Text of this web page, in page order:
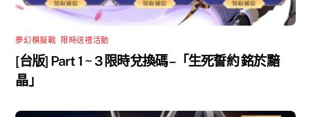
夢幻模擬戰 限時送禮活動
[台版] Part 1 ~ 3 限時兌換碼 –「生死誓約 銘於黯
晶」